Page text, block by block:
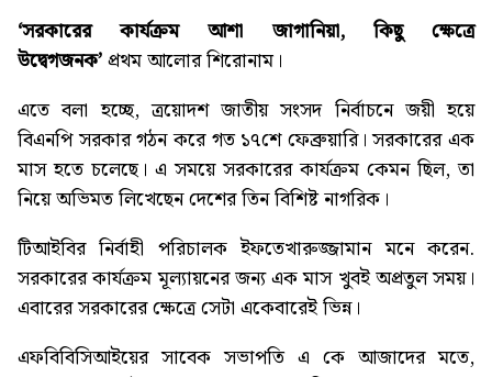
‘সরকারের কার্যক্রম আশা জাগানিয়া, কিছু ক্ষেত্রে
উদ্বেগজনক’প্রথম আলোর শিরোনাম।
এতে বলা হচ্ছে, ত্রয়োদশ জাতীয় সংসদ নির্বাচনে জয়ী হয়ে
বিএনপি সরকার গঠন করে গত ১৭শে ফেব্রুয়ারি। সরকারের এক
মাস হতে চলেছে। এ সময়ে সরকারের কার্যক্রম কেমন ছিল, তা
নিয়ে অভিমত লিখেছেন দেশের তিন বিশিষ্ট নাগরিক।
টিআইবির নির্বাহী পরিচালক ইফতেখারুজ্জামান মনে করেন.
সরকারের কার্যক্রম মূল্যায়নের জন্য এক মাস খুবই অপ্রতুল সময়।
এবারের সরকারের ক্ষেত্রে সেটা একেবারেই ভিন্ন।
এফবিবিসিআইয়ের সাবেক সভাপতি এ কে আজাদের মতে,